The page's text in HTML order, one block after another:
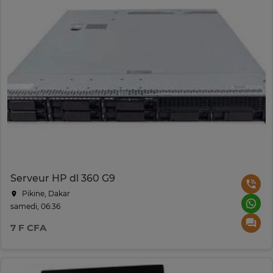
Serveur HP dl 360 G9
Pikine, Dakar
samedi, 06:36
7 F CFA